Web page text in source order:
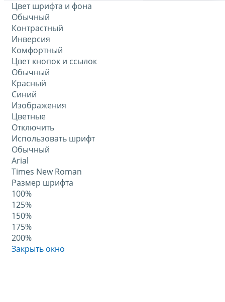
Цвет шрифта и фона
Обычный
Контрастный
Инверсия
Комфортный
Цвет кнопок и ссылок
Обычный
Красный
Синий
Изображения
Цветные
Отключить
Использовать шрифт
Обычный
Arial
Times New Roman
Размер шрифта
100%
125%
150%
175%
200%
Закрыть окно